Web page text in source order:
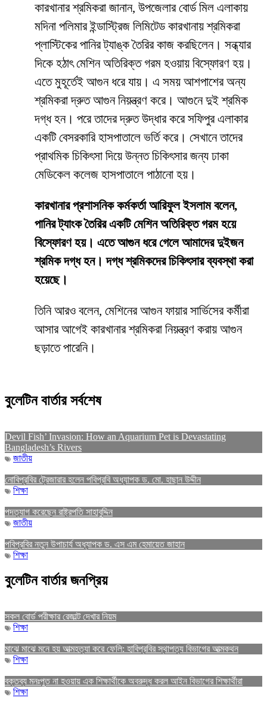
কারখানার শ্রমিকরা জানান, উপজেলার বোর্ড মিল এলাকায়
মদিনা পলিমার ইন্ডাস্ট্রিজ লিমিটেড কারখানায় শ্রমিকরা
প্লাস্টিকের পানির ট্যাঙ্ক তৈরির কাজ করছিলেন। সন্ধ্যার
দিকে হঠাৎ মেশিন অতিরিক্ত গরম হওয়ায় বিস্ফোরণ হয়।
এতে মুহূর্তেই আগুন ধরে যায়। এ সময় আশপাশের অন্য
শ্রমিকরা দ্রুত আগুন নিয়ন্ত্রণ করে। আগুনে দুই শ্রমিক
দগ্ধ হন। পরে তাদের দ্রুত উদ্ধার করে সফিপুর এলাকার
একটি বেসরকারি হাসপাতালে ভর্তি করে। সেখানে তাদের
প্রাথমিক চিকিৎসা দিয়ে উন্নত চিকিৎসার জন্য ঢাকা
মেডিকেল কলেজ হাসপাতালে পাঠানো হয়।
কারখানার প্রশাসনিক কর্মকর্তা আরিফুল ইসলাম বলেন,
পানির ট্যাংক তৈরির একটি মেশিন অতিরিক্ত গরম হয়ে
বিস্ফোরণ হয়। এতে আগুন ধরে গেলে আমাদের দুইজন
শ্রমিক দগ্ধ হন। দগ্ধ শ্রমিকদের চিকিৎসার ব্যবস্থা করা
হয়েছে।
তিনি আরও বলেন, মেশিনের আগুন ফায়ার সার্ভিসের কর্মীরা
আসার আগেই কারখানার শ্রমিকরা নিয়ন্ত্রণ করায় আগুন
ছড়াতে পারেনি।
বুলেটিন বার্তার সর্বশেষ
Devil Fish’ Invasion: How an Aquarium Pet is Devastating
Bangladesh’s Rivers
জাতীয়
নোবিপ্রবির ট্রেজারার হলেন পবিপ্রবি অধ্যাপক ড. মো. হাছান উদ্দীন
শিক্ষা
পদত্যাগ করেছেন রাষ্ট্রপতি সাহাবুদ্দিন
জাতীয়
পবিপ্রবির নতুন উপাচার্য অধ্যাপক ড. এস এম হেমায়েত জাহান
শিক্ষা
বুলেটিন বার্তার জনপ্রিয়
সকল বোর্ড পরীক্ষার রেজাল্ট দেখার নিয়ম
শিক্ষা
মাঝে মাঝে মনে হয় আত্মহত্যা করে ফেলি: হাবিপ্রবির স্থাপত্য বিভাগের আত্মকথন
শিক্ষা
বক্তব্য মনঃপুত না হওয়ায় এক শিক্ষার্থীকে অবরুদ্ধ করল আইন বিভাগের শিক্ষার্থীরা
শিক্ষা